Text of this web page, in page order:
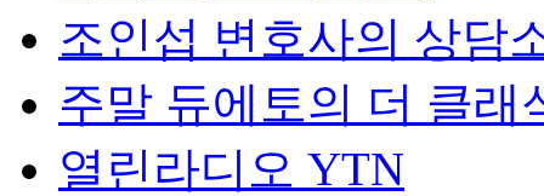
조인섭 변호사의 상담
주말 듀에토의 더 클래
열린라디오 YTN